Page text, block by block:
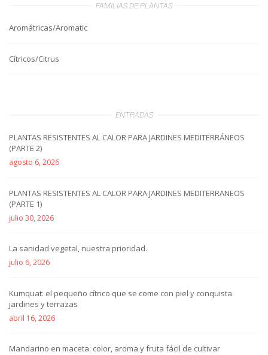
FAMILIAS DE PLANTAS
Aromátricas/Aromatic
Cítricos/Citrus
ENTRADAS
PLANTAS RESISTENTES AL CALOR PARA JARDINES MEDITERRÁNEOS
(PARTE 2)
agosto 6, 2026
PLANTAS RESISTENTES AL CALOR PARA JARDINES MEDITERRANEOS
(PARTE 1)
julio 30, 2026
La sanidad vegetal, nuestra prioridad.
julio 6, 2026
Kumquat: el pequeño cítrico que se come con piel y conquista
jardines y terrazas
abril 16, 2026
Mandarino en maceta: color, aroma y fruta fácil de cultivar